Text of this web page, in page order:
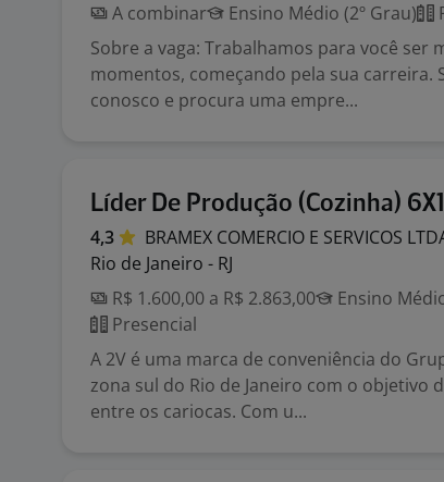
A combinar
Ensino Médio (2º Grau)
Sobre a vaga: Trabalhamos para você ser
momentos, começando pela sua carreira.
conosco e procura uma empre...
Líder De Produção (Cozinha) 6X1
4,3 BRAMEX COMERCIO E SERVICOS
Rio de Janeiro - RJ
R$ 1.600,00 a R$ 2.863,00
Ensino
Presencial
A 2V é uma marca de conveniência do
zona sul do Rio de Janeiro com o objetivo
entre os cariocas. Com u...